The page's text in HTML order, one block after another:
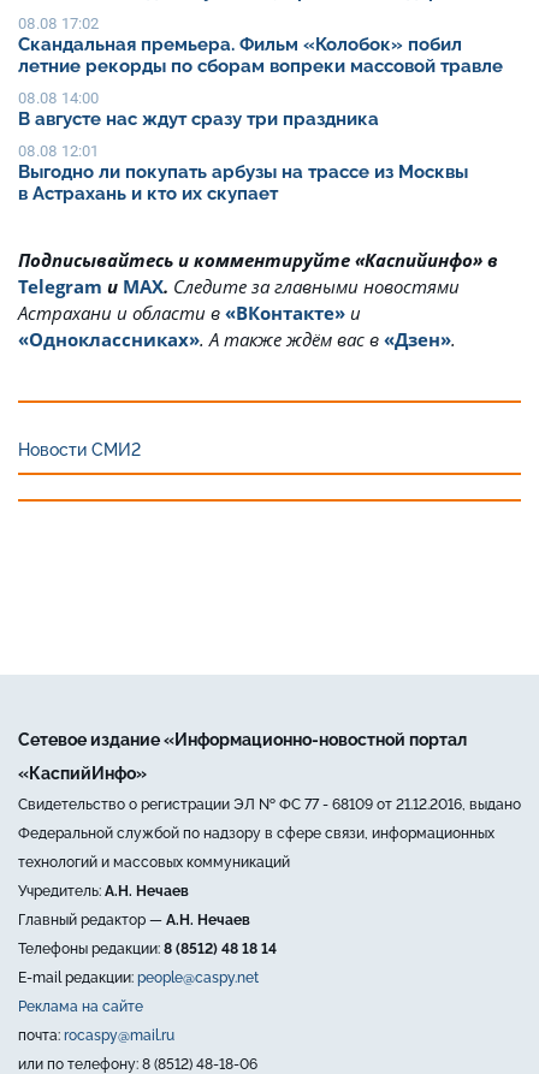
08.08 17:02
Скандальная премьера. Фильм «Колобок» побил
летние рекорды по сборам вопреки массовой травле
08.08 14:00
В августе нас ждут сразу три праздника
08.08 12:01
Выгодно ли покупать арбузы на трассе из Москвы
в Астрахань и кто их скупает
Подписывайтесь и комментируйте «Каспийинфо» в
Telegram и MAX. Cледите за главными новостями
Астрахани и области в «ВКонтакте» и
«Одноклассниках». А также ждём вас в «Дзен».
Новости СМИ2
Сетевое издание «Информационно-новостной портал
«КаспийИнфо»
Свидетельство о регистрации ЭЛ № ФС 77 - 68109 от 21.12.2016, выдано
Федеральной службой по надзору в сфере связи, информационных
технологий и массовых коммуникаций
Учредитель: А.Н. Нечаев
Главный редактор — А.Н. Нечаев
Телефоны редакции: 8 (8512) 48 18 14
E-mail редакции: people@caspy.net
Реклама на сайте
почта: rocaspy@mail.ru
или по телефону: 8 (8512) 48-18-06